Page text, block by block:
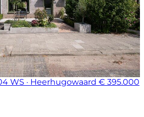
WS · Heerhugowaard € 395.000